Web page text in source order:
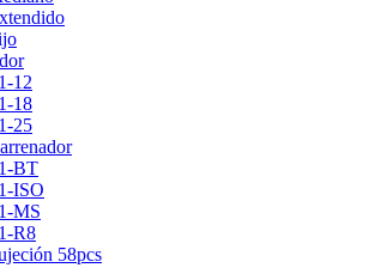
12
18
25
BT
ISO
MS
R8
58pcs